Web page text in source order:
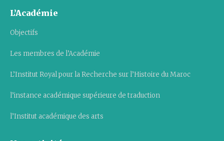
L’Académie
Objectifs
Les membres de l’Académie
L’Institut Royal pour la Recherche sur l’Histoire du Maroc
l’instance académique supérieure de traduction
l’Institut académique des arts